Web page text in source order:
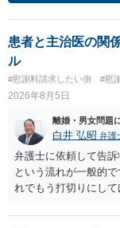
患者と主治医の関
ル
#慰謝料請求したい側 #慰
2026年8月5日
離婚・男女問題
白井 弘昭 弁護
弁護士に依頼して告
という流れが一般的
れでもう打切りにし
検察庁に訴えるのも